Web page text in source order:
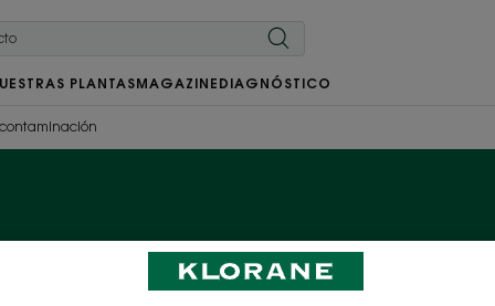
PLANTASMAGAZINE DIAGNÓSTICO